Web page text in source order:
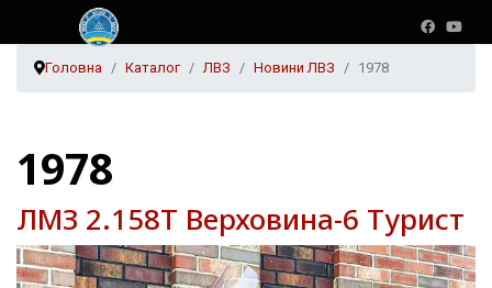
Головна Каталог ЛВЗ Новини ЛВЗ 1978
1978
ЛМЗ 2.158Т Верховина-6 Турист